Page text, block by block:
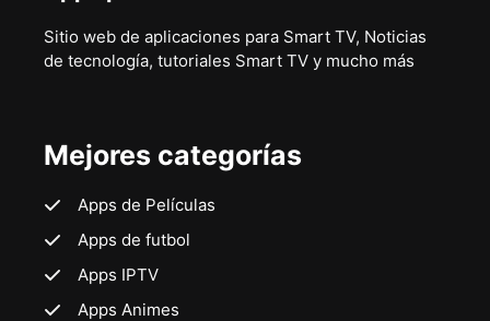
Sitio web de aplicaciones para Smart TV, Noticias
de tecnología, tutoriales Smart TV y mucho más
Mejores categorías
Apps de Películas
Apps de futbol
Apps IPTV
Apps Animes